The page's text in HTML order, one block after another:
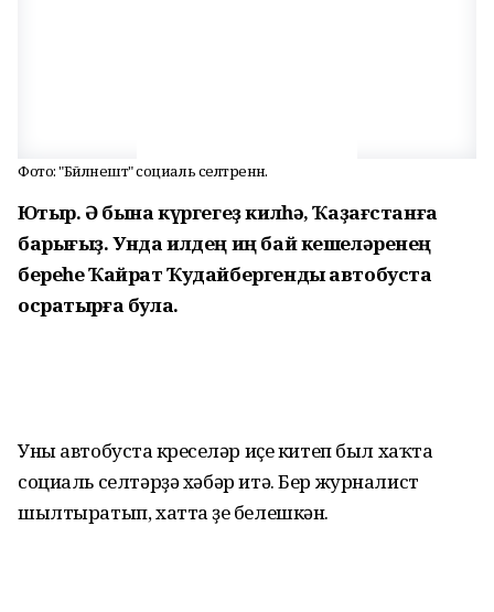
Фото: "Бәйләнештә" социаль селтәренән.
Юҡтыр. Ә бына күргегеҙ килһә, Ҡаҙағстанға
барығыҙ. Унда илдең иң бай кешеләренең
береһе Ҡайрат Ҡудайбергенды автобуста
осратырға була.
Уны автобуста күреүселәр иҫе китеп был хаҡта
социаль селтәрҙә хәбәр итә. Бер журналист
шылтыратып, хатта үҙе белешкән.